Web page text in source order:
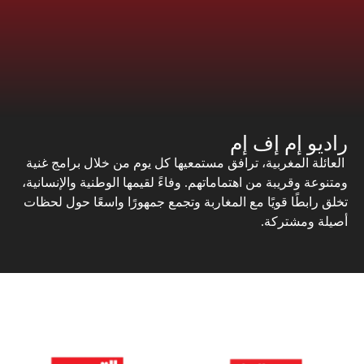
راديو إم إف إم
العائلة المغربية، ترافق مستمعيها كل يوم من خلال برامج غنية
ومتنوعة وقريبة من اهتماماتهم. وفاءً لقيمها الوطنية والإنسانية،
تخلق رابطًا قويًا مع المغاربة وتجمع جمهورًا واسعًا حول لحظات
أصيلة ومشتركة.